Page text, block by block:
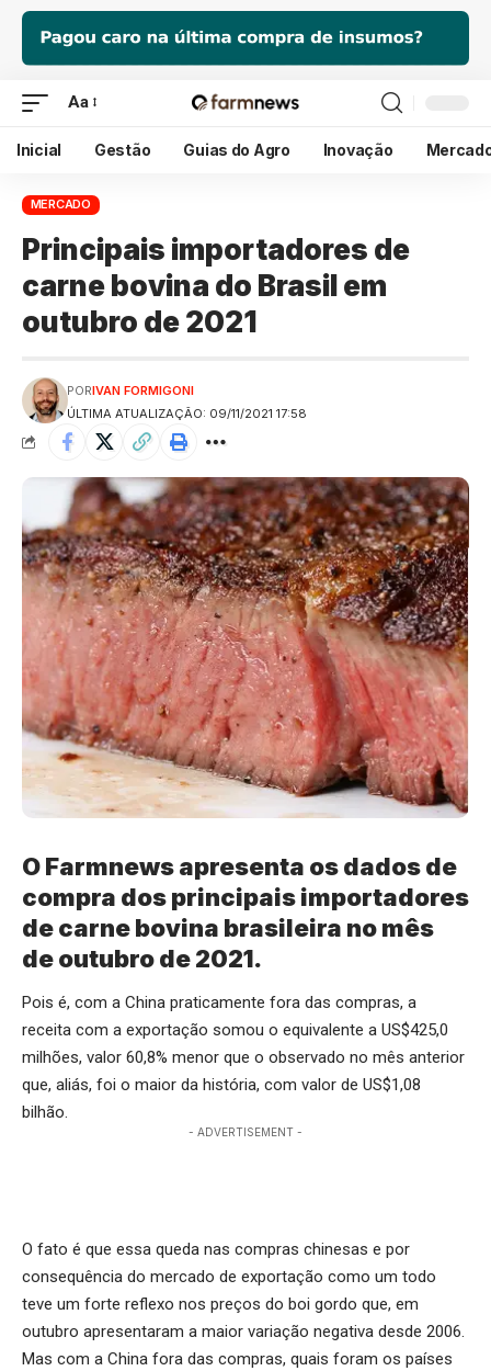
Aa
Inicial Gestão Guias do Agro Inovação
MERCADO
Principais importadores de
carne bovina do Brasil em
outubro de 2021
ÚLTIMA ATUALIZAÇÃO: 09/11/2021 17:58
PORIVAN FORMIGONI
O Farmnews apresenta os dados de
compra dos principais importadores
de carne bovina brasileira no mês
de outubro de 2021.
Pois é, com a China praticamente fora das compras, a
receita com a exportação somou o equivalente a US$425,0
milhões, valor 60,8% menor que o observado no mês anterior
que, aliás, foi o maior da história, com valor de US$1,08
bilhão.
- ADVERTISEMENT -
O fato é que essa queda nas compras chinesas e por
consequência do mercado de exportação como um todo
teve um forte reflexo nos preços do boi gordo que, em
outubro apresentaram a maior variação negativa desde 2006.
Mas com a China fora das compras, quais foram os países